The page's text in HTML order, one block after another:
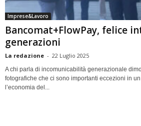
Imprese&Lavoro
Bancomat+FlowPay, felice
generazioni
La redazione - 22 Luglio 2025
A chi parla di incomunicabilità generazionale
fotografiche che ci sono importanti eccezioni in
l’economia del...